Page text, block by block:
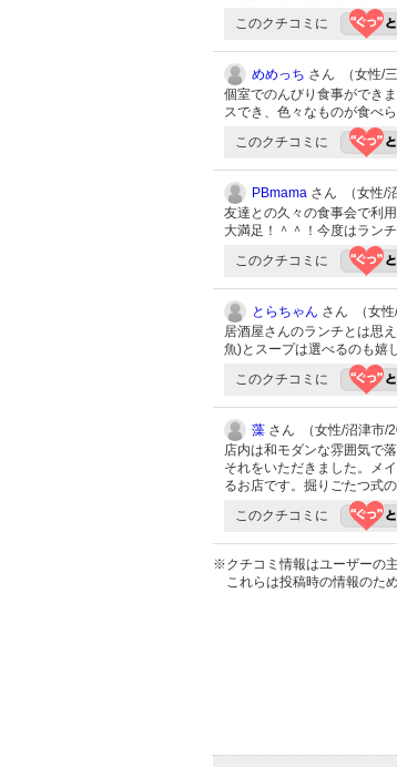
このクチコミに
めめっち さん （女性/
個室でのんびり食事ができ
スでき、色々なものが食べ
このクチコミに
PBmama さん （女性/
友達との久々の食事会で利
大満足！＾＾！今度はラン
このクチコミに
とらちゃん さん （女性
居酒屋さんのランチとは思
魚)とスープは選べるのも嬉
このクチコミに
藻 さん （女性/沼津市/
店内は和モダンな雰囲気で
それをいただきました。メ
るお店です。掘りごたつ式
このクチコミに
※クチコミ情報はユーザーの
これらは投稿時の情報のた